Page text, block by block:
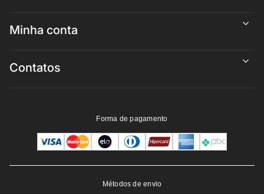
Minha conta
Contatos
Forma de pagamento
Métodos de envio